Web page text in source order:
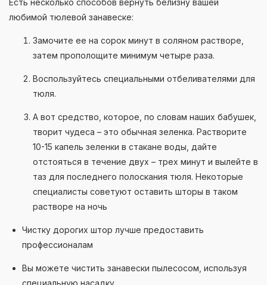
любимой тюлевой занавеске:
Замочите ее на сорок минут в соляном растворе,
затем прополощите минимум четыре раза.
Воспользуйтесь специальными отбеливателями для
тюля.
А вот средство, которое, по словам наших бабушек,
творит чудеса – это обычная зеленка. Растворите
10-15 капель зеленки в стакане воды, дайте
отстояться в течение двух – трех минут и вылейте в
таз для последнего полоскания тюля. Некоторые
специалисты советуют оставить шторы в таком
растворе на ночь
Чистку дорогих штор лучше предоставить
профессионалам
Вы можете чистить занавески пылесосом, используя
специальную насадку